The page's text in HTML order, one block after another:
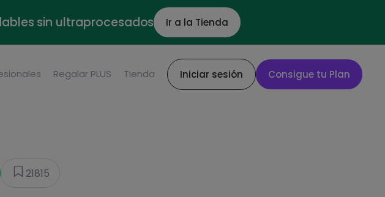
sin ultraprocesados Ir a la Tienda
Regalar PLUS Tienda Iniciar sesión Consigue tu Plan
21815